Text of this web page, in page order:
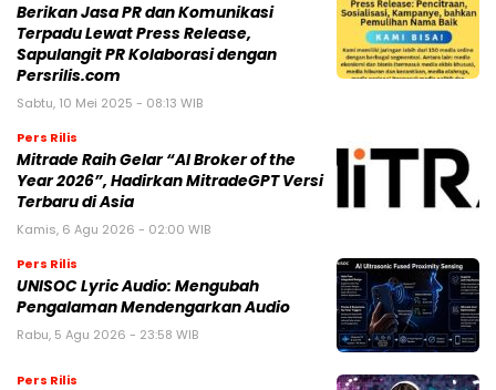
Berikan Jasa PR dan Komunikasi
Terpadu Lewat Press Release,
Sapulangit PR Kolaborasi dengan
Persrilis.com
Sabtu, 10 Mei 2025 - 08:13 WIB
Pers Rilis
Mitrade Raih Gelar “AI Broker of the
Year 2026”, Hadirkan MitradeGPT Versi
Terbaru di Asia
Kamis, 6 Agu 2026 - 02:00 WIB
Pers Rilis
UNISOC Lyric Audio: Mengubah
Pengalaman Mendengarkan Audio
Rabu, 5 Agu 2026 - 23:58 WIB
Pers Rilis